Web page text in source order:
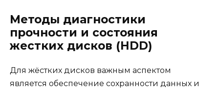
Методы диагностики
прочности и состояния
жестких дисков (HDD)
Для жёстких дисков важным аспектом
является обеспечение сохранности данных и